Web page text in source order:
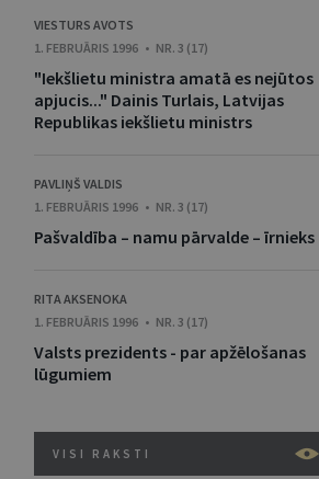
VIESTURS AVOTS
1. FEBRUĀRIS 1996 • NR. 3 (17)
"Iekšlietu ministra amatā es nejūtos
apjucis..." Dainis Turlais, Latvijas
Republikas iekšlietu ministrs
PAVLIŅŠ VALDIS
1. FEBRUĀRIS 1996 • NR. 3 (17)
Pašvaldība – namu pārvalde – īrnieks
RITA AKSENOKA
1. FEBRUĀRIS 1996 • NR. 3 (17)
Valsts prezidents - par apžēlošanas
lūgumiem
VISI RAKSTI